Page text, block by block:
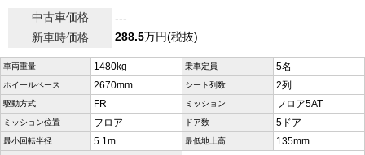
中古車価格
---
新車時価格
288.5万円(税抜)
車両重量 1480kg 乗車定員 5名
ホイールベース 2670mm シート列数 2列
駆動方式 FR ミッション フロア5AT
ミッション位置 フロア ドア数 5ドア
最小回転半径 5.1m 最低地上高 135mm